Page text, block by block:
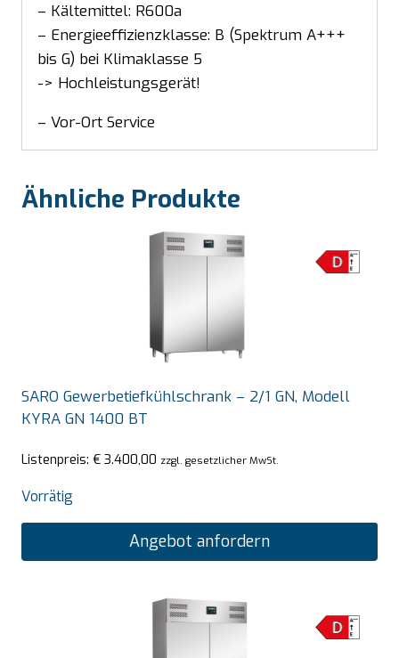
– Kältemittel: R600a
– Energieeffizienzklasse: B (Spektrum A+++
bis G) bei Klimaklasse 5
-> Hochleistungsgerät!
– Vor-Ort Service
Ähnliche Produkte
SARO Gewerbetiefkühlschrank – 2/1 GN, Modell
KYRA GN 1400 BT
Listenpreis: € 3.400,00 zzgl. gesetzlicher MwSt.
Vorrätig
Angebot anfordern